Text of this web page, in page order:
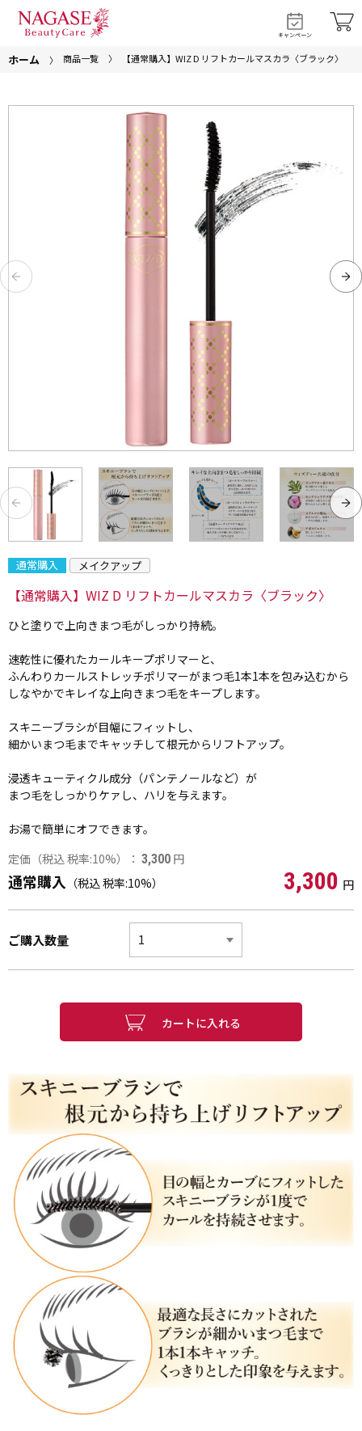
キャンペーン
ホーム 商品一覧 【通常購入】WIZ D リフトカールマスカラ〈ブラック〉
通常購入 メイクアップ
【通常購入】WIZ D リフトカールマスカラ〈ブラック〉
ひと塗りで上向きまつ毛がしっかり持続。
速乾性に優れたカールキープポリマーと、
ふんわりカールストレッチポリマーがまつ毛1本1本を包み込むから
しなやかでキレイな上向きまつ毛をキープします。
スキニーブラシが目幅にフィットし、
細かいまつ毛までキャッチして根元からリフトアップ。
浸透キューティクル成分（パンテノールなど）が
まつ毛をしっかりケァし、ハリを与えます。
お湯で簡単にオフできます。
定価（税込 税率:10%）： 3,300 円
通常購入 （税込 税率:10%） 3,300 円
ご購入数量
カートに入れる